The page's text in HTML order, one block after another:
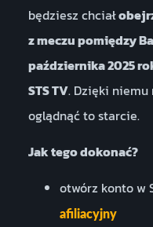
będziesz chciał
z meczu pomiędzy
października 2025
STS TV. Dzięki niemu
oglądnąć to starcie.
Jak tego dokonać?
otwórz konto w
afiliacyjny